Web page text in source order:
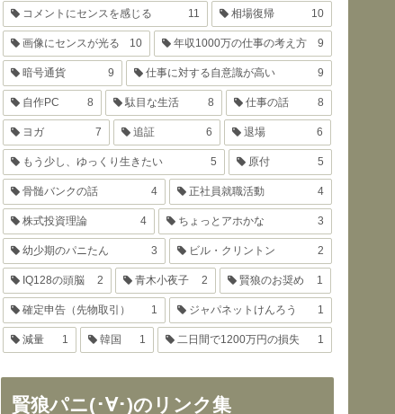
コメントにセンスを感じる 11 相場復帰 10
画像にセンスが光る 10 年収1000万の仕事の考え方 9
暗号通貨 9 仕事に対する自意識が高い 9
自作PC 8 駄目な生活 8 仕事の話 8
ヨガ 7 追証 6 退場 6
もう少し、ゆっくり生きたい 5 原付 5
骨髄バンクの話 4 正社員就職活動 4
株式投資理論 4 ちょっとアホかな 3
幼少期のパニたん 3 ビル・クリントン 2
IQ128の頭脳 2 青木小夜子 2 賢狼のお奨め 1
確定申告（先物取引） 1 ジャパネットけんろう 1
減量 1 韓国 1 二日間で1200万円の損失 1
賢狼パニ(･∀･)のリンク集